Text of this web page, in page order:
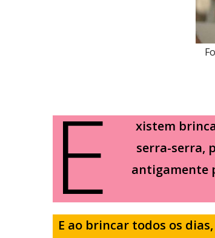
E xistem
serra-serra,
antigamente
E ao brincar todos os